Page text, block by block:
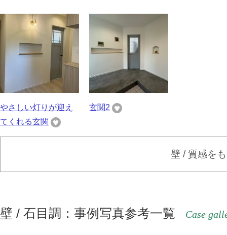
やさしい灯りが迎え
てくれる玄関
玄関2
壁 / 質感を
壁 / 石目調：事例写真参考一覧 Case